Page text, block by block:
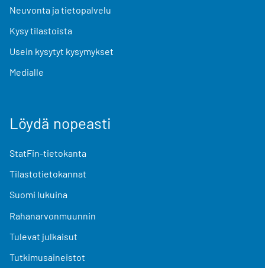
Neuvonta ja tietopalvelu
Kysy tilastoista
Usein kysytyt kysymykset
Medialle
Löydä nopeasti
StatFin-tietokanta
Tilastotietokannat
Suomi lukuina
Rahanarvonmuunnin
Tulevat julkaisut
Tutkimusaineistot